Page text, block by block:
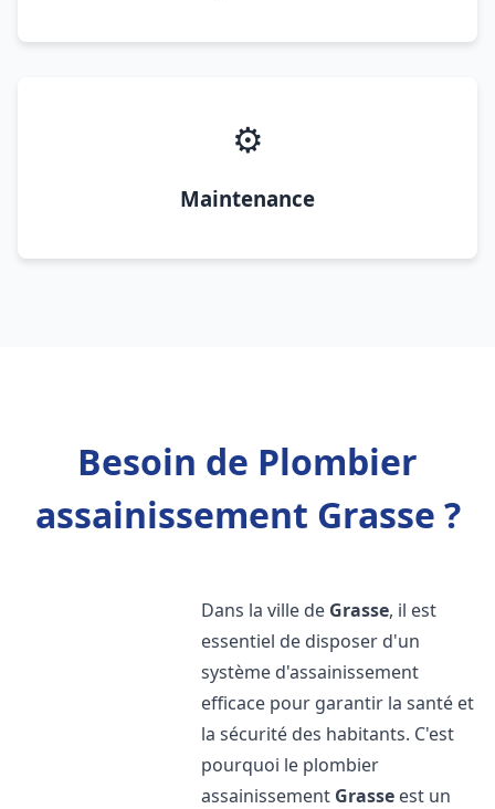
⚙️
Maintenance
Besoin de Plombier
assainissement Grasse ?
Dans la ville de Grasse, il est
essentiel de disposer d'un
système d'assainissement
efficace pour garantir la santé et
la sécurité des habitants. C'est
pourquoi le plombier
assainissement Grasse est un